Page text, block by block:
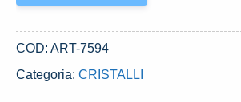
COD: ART-7594
Categoria: CRISTALLI